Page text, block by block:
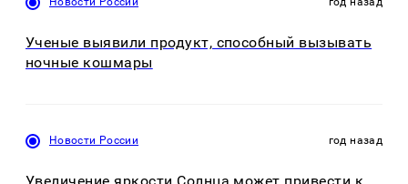
Ученые выявили продукт, способный вызывать
ночные кошмары
Новости России год назад